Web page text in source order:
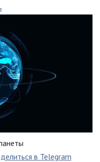
в Telegram